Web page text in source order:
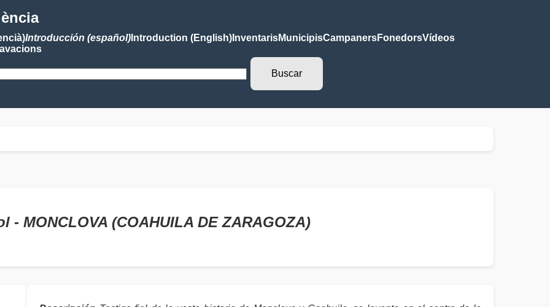
Introducción (español)Introduction (English)InventarisMunicipisCampanersFonedorsVídeos
MONCLOVA (COAHUILA DE ZARAGOZA)